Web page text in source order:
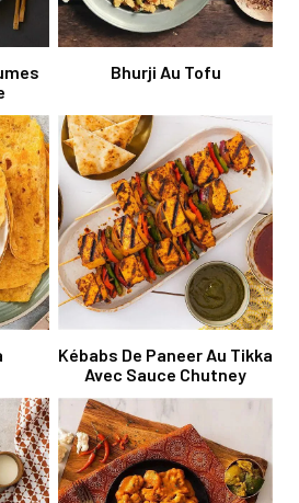
Bhurji Au Tofu
Kébabs De Paneer Au Tikka
Avec Sauce Chutney